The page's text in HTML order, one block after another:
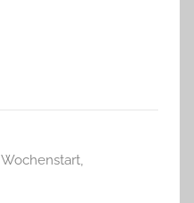
Wochenstart,